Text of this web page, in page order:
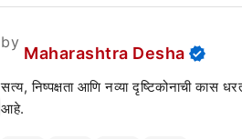
by
Maharashtra Desha
सत्य, निष्पक्षता आणि नव्या दृष्टिकोनाची कास
आहे.